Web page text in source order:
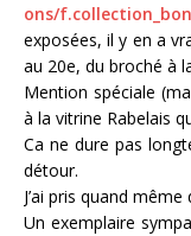
ons/
exposées, il y en a
au 20e, du broché à
Mention spéciale
à la vitrine Rabelais
Ca ne dure pas
détour.
J’ai pris quand
Un exemplaire